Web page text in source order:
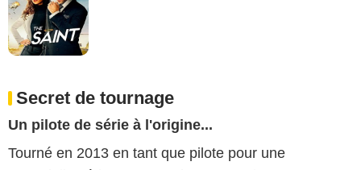
Secret de tournage
Un pilote de série à l'origine...
Tourné en 2013 en tant que pilote pour une